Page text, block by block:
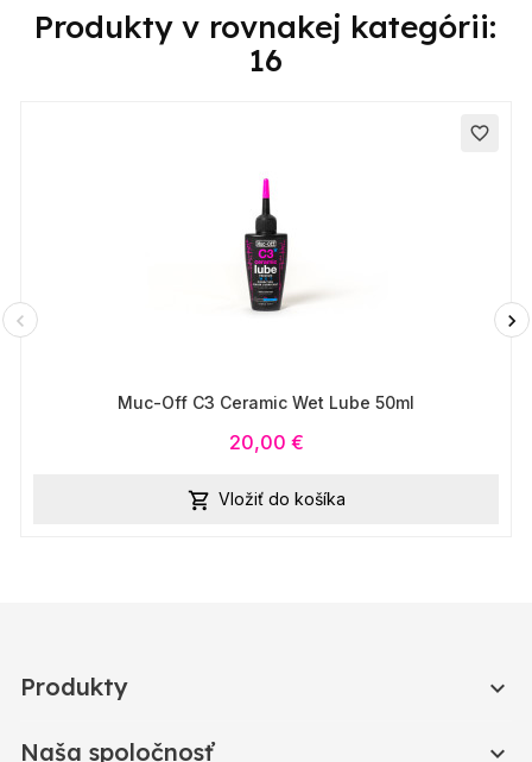
Produkty v rovnakej kategórii:
16
favorite_border
Muc-Off C3 Ceramic Wet Lube 50ml
20,00 €
 Vložiť do košíka
Produkty 
Naša spoločnosť 